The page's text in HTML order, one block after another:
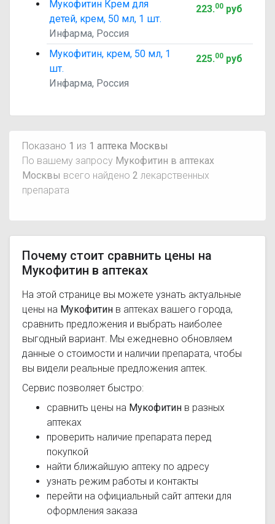
Мукофитин Крем для
детей, крем, 50 мл, 1 шт.
Инфарма, Россия
223.00руб
Мукофитин, крем, 50 мл, 1
шт.
Инфарма, Россия
225.00руб
Показано 1 из 1 аптека Москвы
По вашему запросу Мукофитин в аптеках
Москвы всего найдено 2 лекарственных
препарата
Почему стоит сравнить цены на
Мукофитин в аптеках
На этой странице вы можете узнать актуальные
цены на Мукофитин в аптеках вашего города,
сравнить предложения и выбрать наиболее
выгодный вариант. Мы ежедневно обновляем
данные о стоимости и наличии препарата, чтобы
вы видели реальные предложения аптек.
Сервис позволяет быстро:
сравнить цены на Мукофитин в разных
аптеках
проверить наличие препарата перед
покупкой
найти ближайшую аптеку по адресу
узнать режим работы и контакты
перейти на официальный сайт аптеки для
оформления заказа